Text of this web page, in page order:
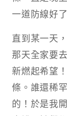
一道防線好了
直到某一天
那天全家要
新燃起希望
條。誰還稀
的！於是我